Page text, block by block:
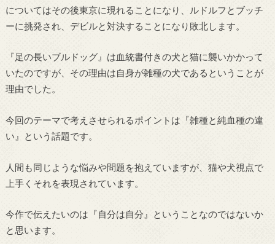
についてはその後東京に現れることになり、ルドルフとブッチ
ーに挑発され、デビルと対決することになり敗北します。
『足の長いブルドッグ』は血統書付きの犬と猫に襲いかかって
いたのですが、その理由は自身が雑種の犬であるということが
理由でした。
今回のテーマで考えさせられるポイントは『雑種と純血種の違
い』という話題です。
人間も同じような悩みや問題を抱えていますが、猫や犬視点で
上手くそれを表現されています。
今作で伝えたいのは『自分は自分』ということなのではないか
と思います。